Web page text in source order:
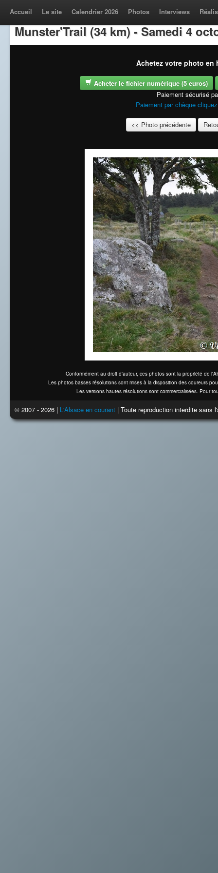
Accueil Le site Calendrier 2026 Photos Interviews
Munster'Trail (34 km) - Samedi 4
Achetez votre photo en
Acheter le fichier numérique (5 euros)
Paiement sécurisé
Paiement par chèque
<< Photo précédente
Conformément au droit d'auteur, ces photos sont la propriété de
Les photos basses résolutions sont mises à la disposition des coureurs
Les versions hautes résolutions sont commercialisées. Pour
© 2007 - 2026 | L'Alsace en courant | Toute reproduction interdite sans